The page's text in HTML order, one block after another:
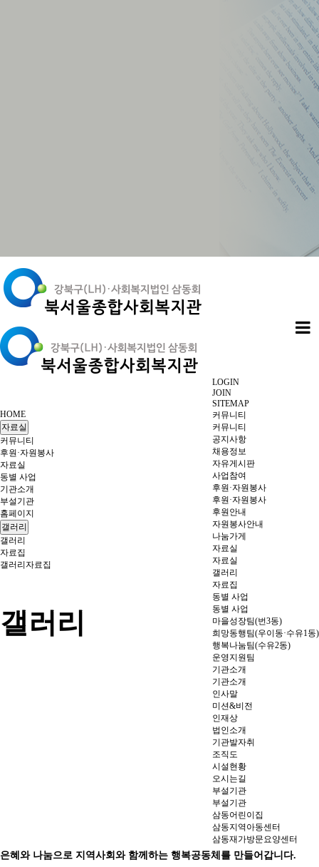
LOGIN
JOIN
SITEMAP
커뮤니티
커뮤니티
공지사항
채용정보
자유게시판
사업참여
후원·자원봉사
후원·자원봉사
후원안내
자원봉사안내
나눔가게
자료실
자료실
갤러리
자료집
동별 사업
동별 사업
마을성장팀(번3동)
희망동행팀(우이동·수유1동)
행복나눔팀(수유2동)
운영지원팀
기관소개
기관소개
인사말
미션&비전
인재상
법인소개
기관발자취
조직도
시설현황
오시는길
부설기관
부설기관
삼동어린이집
삼동지역아동센터
삼동재가방문요양센터
HOME
자료실
커뮤니티
후원·자원봉사
자료실
동별 사업
기관소개
부설기관
홈페이지
갤러리
갤러리
자료집
갤러리 자료집
갤러리
은혜와 나눔으로 지역사회와 함께하는 행복공동체를 만들어갑니다.